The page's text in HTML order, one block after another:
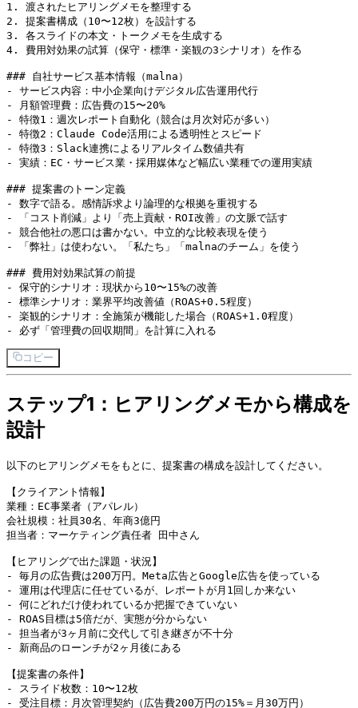
1. 渡されたヒアリングメモを整理する
2. 提案書構成（10〜12枚）を設計する
3. 各スライドの本文・トークメモを生成する
4. 費用対効果の試算（保守・標準・楽観の3シナリオ）を作る
### 自社サービス基本情報（malna）
- サービス内容：中小企業向けデジタル広告運用代行
- 月額管理費：広告費の15〜20%
- 特徴1：週次レポート自動化（競合は月次対応が多い）
- 特徴2：Claude Code活用による透明性とスピード
- 特徴3：Slack連携によるリアルタイム数値共有
- 実績：EC・サービス業・採用媒体など幅広い業種での運用実績
### 提案書のトーン定義
- 数字で語る。感情訴求より論理的な根拠を重視する
- 「コスト削減」より「売上貢献・ROI改善」の文脈で話す
- 競合他社の悪口は書かない。中立的な比較表現を使う
- 「弊社」は使わない。「私たち」「malnaのチーム」を使う
### 費用対効果試算の前提
- 保守的シナリオ：現状から10〜15%の改善
- 標準シナリオ：業界平均改善値（ROAS+0.5程度）
- 楽観的シナリオ：全施策が機能した場合（ROAS+1.0程度）
コピー
ステップ1：ヒアリングメモから構成を
設計
以下のヒアリングメモをもとに、提案書の構成を設計してください。
【クライアント情報】
業種：EC事業者（アパレル）
会社規模：社員30名、年商3億円
担当者：マーケティング責任者 田中さん
【ヒアリングで出た課題・状況】
- 毎月の広告費は200万円。Meta広告とGoogle広告を使っている
- 運用は代理店に任せているが、レポートが月1回しか来ない
- 何にどれだけ使われているか把握できていない
- ROAS目標は5倍だが、実態が分からない
- 担当者が3ヶ月前に交代して引き継ぎが不十分
- 新商品のローンチが2ヶ月後にある
【提案書の条件】
- スライド枚数：10〜12枚
- 受注目標：月次管理契約（広告費200万円の15%＝月30万円）